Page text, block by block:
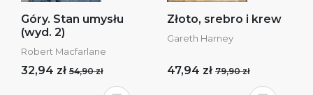
Góry. Stan umysłu
(wyd. 2)
Robert Macfarlane
32,94 zł 54,90 zł
Złoto, srebro i krew
Gareth Harney
47,94 zł 79,90 zł